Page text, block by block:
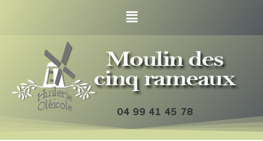
04 99 41 45 78